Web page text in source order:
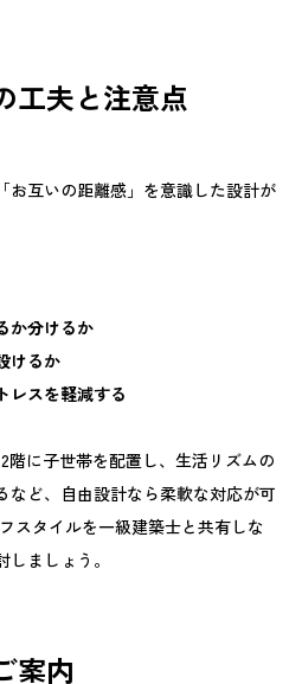
工夫と注意点
お互いの距離感」を意識した設計が
か分けるか
けるか
レスを軽減する
階に子世帯を配置し、生活リズムの
など、自由設計なら柔軟な対応が可
スタイルを一級建築士と共有しな
ましょう。
案内